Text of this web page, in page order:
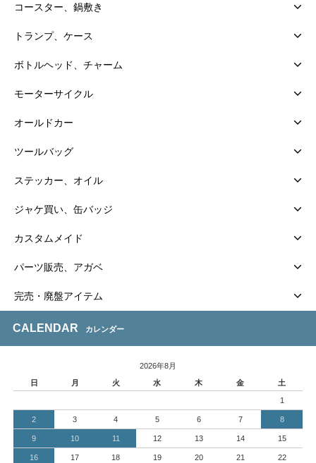
コースター、鍋敷き
トランプ、ケース
ボトルヘッド、チャーム
モーターサイクル
オールドカー
ツールバッグ
ステッカー、オイル
ジャケ買い、缶バッジ
カスタムメイド
パーツ販売、アガベ
完売・廃盤アイテム
CALENDAR カレンダー
2026年8月
日
月 火 水 木 金 土
1
2 3 4 5 6 7 8
9 10 11 12 13 14 15
16 17 18 19 20 21 22